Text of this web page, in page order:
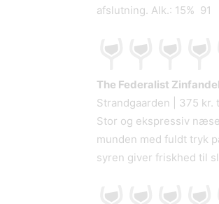
afslutning. Alk.: 15% 91
The Federalist
Strandgaarden | 375 kr.
Stor og ekspressiv
munden med fuldt tryk
syren giver friskhed til